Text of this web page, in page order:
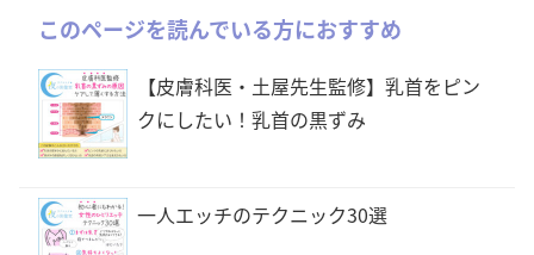
このページを読んでいる方におすすめ
【皮膚科医・土屋先生監修】乳首をピン
クにしたい！乳首の黒ずみ
一人エッチのテクニック30選